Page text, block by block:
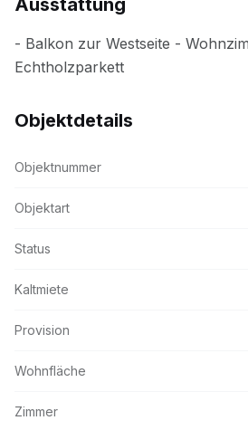
Ausstattung
Objektdetails
Objektnummer
Objektart
Status
Kaltmiete
Provision
Wohnfläche
Zimmer